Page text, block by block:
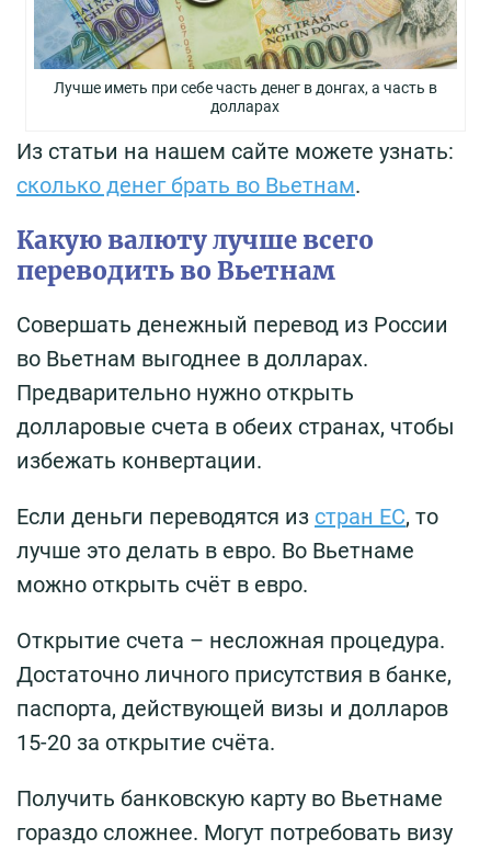
Лучше иметь при себе часть денег в донгах, а часть в
долларах
Из статьи на нашем сайте можете узнать:
сколько денег брать во Вьетнам.
Какую валюту лучше всего
переводить во Вьетнам
Совершать денежный перевод из России
во Вьетнам выгоднее в долларах.
Предварительно нужно открыть
долларовые счета в обеих странах, чтобы
избежать конвертации.
Если деньги переводятся из стран ЕС, то
лучше это делать в евро. Во Вьетнаме
можно открыть счёт в евро.
Открытие счета – несложная процедура.
Достаточно личного присутствия в банке,
паспорта, действующей визы и долларов
15-20 за открытие счёта.
Получить банковскую карту во Вьетнаме
гораздо сложнее. Могут потребовать визу